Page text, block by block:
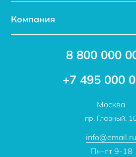
Услуги
Компания
8 800 000
+7 495 000
Москва
пр. Главный,
info@email.ru
Пн-пт 9-18